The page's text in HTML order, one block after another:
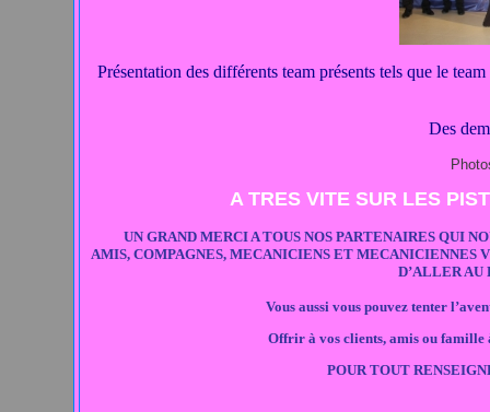
Présentation des différents team présents tels que le
Des
A TRES VITE SUR LES
UN GRAND MERCI A TOUS NOS PARTENAIRES QUI
AMIS, COMPAGNES, MECANICIENS ET MECANICIENNES
D’ALLER AU
Vous aussi vous pouvez tenter
Offrir à vos clients, amis ou
POUR TOUT